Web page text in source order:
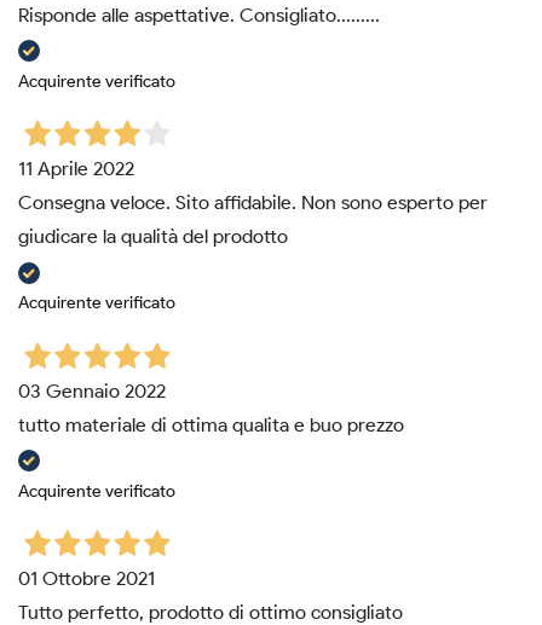
Risponde alle aspettative. Consigliato.........
Acquirente verificato
11 Aprile 2022
Consegna veloce. Sito affidabile. Non sono esperto per
giudicare la qualità del prodotto
Acquirente verificato
03 Gennaio 2022
tutto materiale di ottima qualita e buo prezzo
Acquirente verificato
01 Ottobre 2021
Tutto perfetto, prodotto di ottimo consigliato